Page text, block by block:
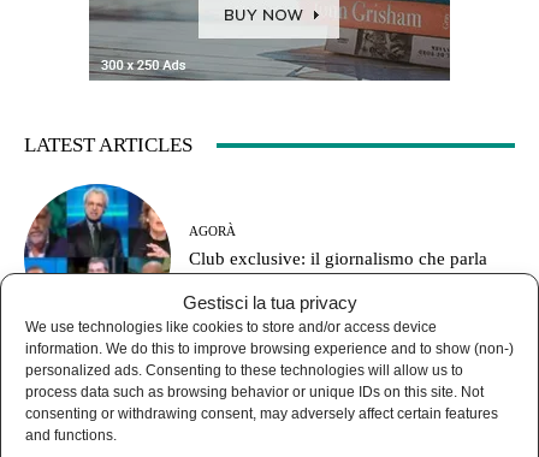
Gestisci la tua privacy
We use technologies like cookies to store and/or access device
information. We do this to improve browsing experience and to show (non-)
personalized ads. Consenting to these technologies will allow us to
process data such as browsing behavior or unique IDs on this site. Not
consenting or withdrawing consent, may adversely affect certain features
and functions.
LATEST ARTICLES
AGORÀ
Club exclusive: il giornalismo che parla
solo con sé stesso